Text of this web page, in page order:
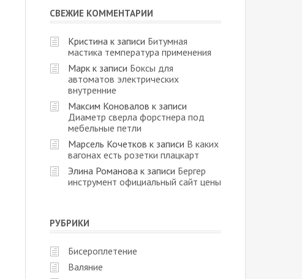
СВЕЖИЕ КОММЕНТАРИИ
Кристина к записи Битумная
мастика температура применения
Марк к записи Боксы для
автоматов электрических
внутренние
Максим Коновалов к записи
Диаметр сверла форстнера под
мебельные петли
Марсель Кочетков к записи В каких
вагонах есть розетки плацкарт
Элина Романова к записи Бергер
инструмент официальный сайт цены
РУБРИКИ
Бисероплетение
Валяние